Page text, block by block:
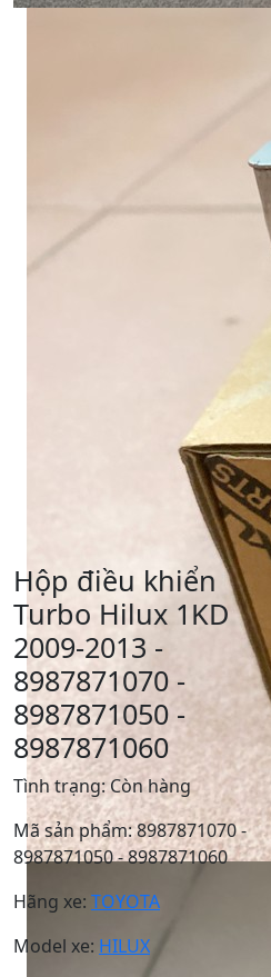
Hộp điều khiển
Turbo Hilux 1KD
2009-2013 -
8987871070 -
8987871050 -
8987871060
Tình trạng:Còn hàng
Mã sản phẩm:8987871070 -
8987871050 - 8987871060
Hãng xe: TOYOTA
Model xe: HILUX